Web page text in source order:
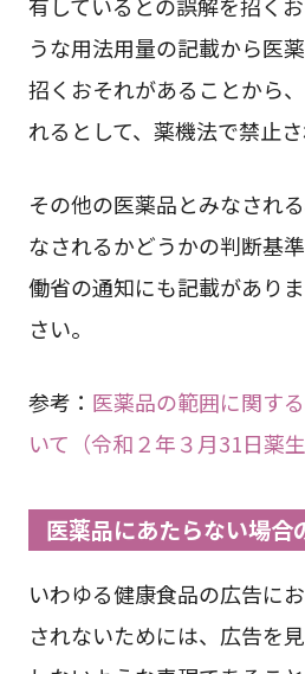
うな用法用量の記載から医
招くおそれがあることから
れるとして、薬機法で禁止さ
その他の医薬品とみなされ
なされるかどうかの判断基
働省の通知にも記載があり
さい。
参考： 医薬品の範囲に関す
いて（令和２年３月31日薬
医薬品にあたらない場合
いわゆる健康食品の広告に
されないためには、広告を